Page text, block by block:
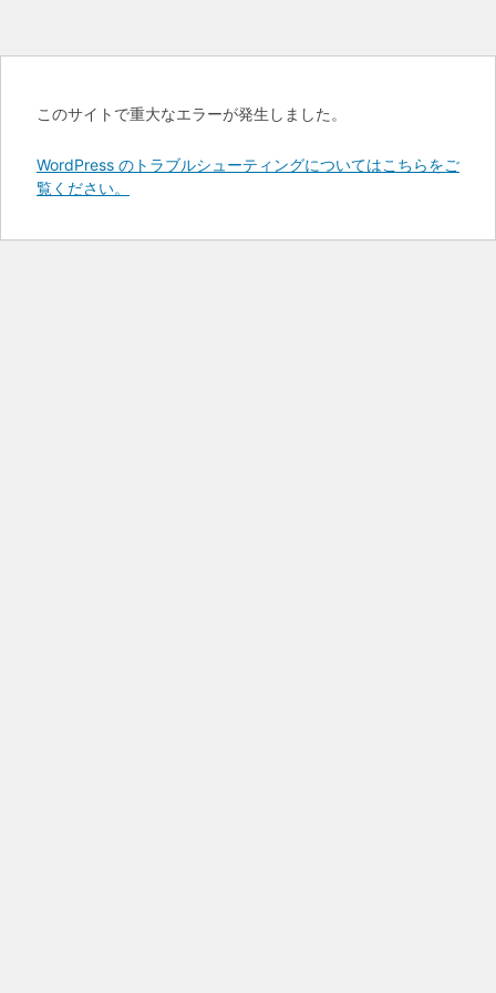
このサイトで重大なエラーが発生しました。
WordPress のトラブルシューティングについてはこちらをご
覧ください。